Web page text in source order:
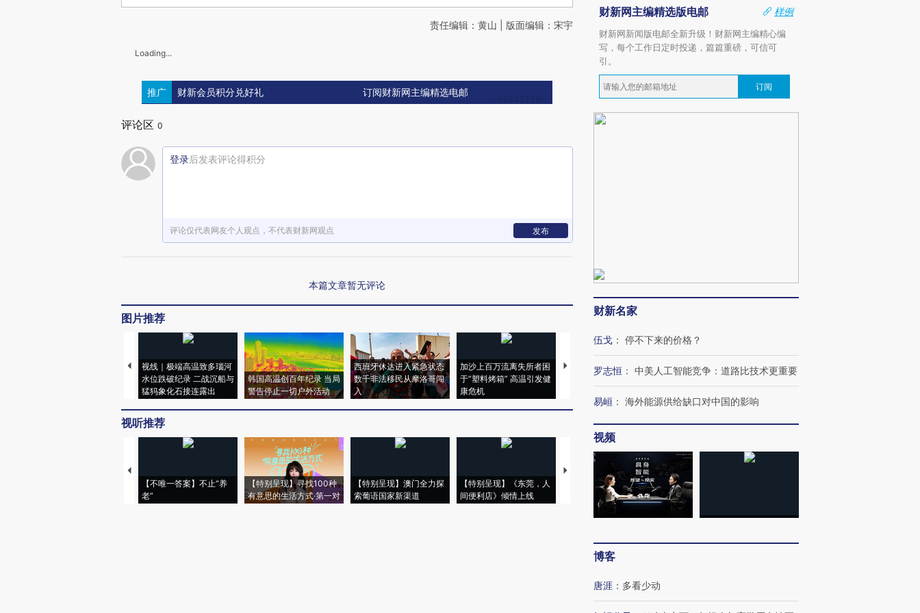
责任编辑：黄山 | 版面编辑：宋宇
Loading...
推广 财新会员积分兑好礼 订阅财新网主编精选电邮
评论区 0
登录后发表评论得积分
评论仅代表网友个人观点，不代表财新网观点 发布
本篇文章暂无评论
图片推荐
视线｜极端高温致多瑙河
水位跌破纪录 二战沉船与
猛犸象化石接连露出
韩国高温创百年纪录 当局
警告停止一切户外活动
西班牙休达进入紧急状态
数千非法移民从摩洛哥闯
入
加沙上百万流离失所者困
于“塑料烤箱” 高温引发健
康危机
视线｜HYROX的吸金
术：是什么让中产们甘
马航飞行员跨国走私7万
粒摇头丸 尿检体内含3种
视线｜被称为“蟑螂”的印
度Z世代 用街头抗争将教
视听推荐
【不唯一答案】不止“养
老”
【特别呈现】寻找100种
有意思的生活方式·第一对
【特别呈现】澳门全力探
索葡语国家新渠道
【特别呈现】《东莞，人
间便利店》倾情上线
【推广】走进第四届链博
会，让数智科技“链”接产
【特别呈现】寻找100种
有意思的生活方式·第三对
财新网主编精选版电邮
样例
财新网新闻版电邮全新升级！财新网主编精心编
写，每个工作日定时投递，篇篇重磅，可信可
引。
订阅
财新名家
伍戈 ： 停不下来的价格？
罗志恒 ： 中美人工智能竞争：道路比技术更重要
易峘 ： 海外能源供给缺口对中国的影响
视频
博客
唐涯 ： 多看少动